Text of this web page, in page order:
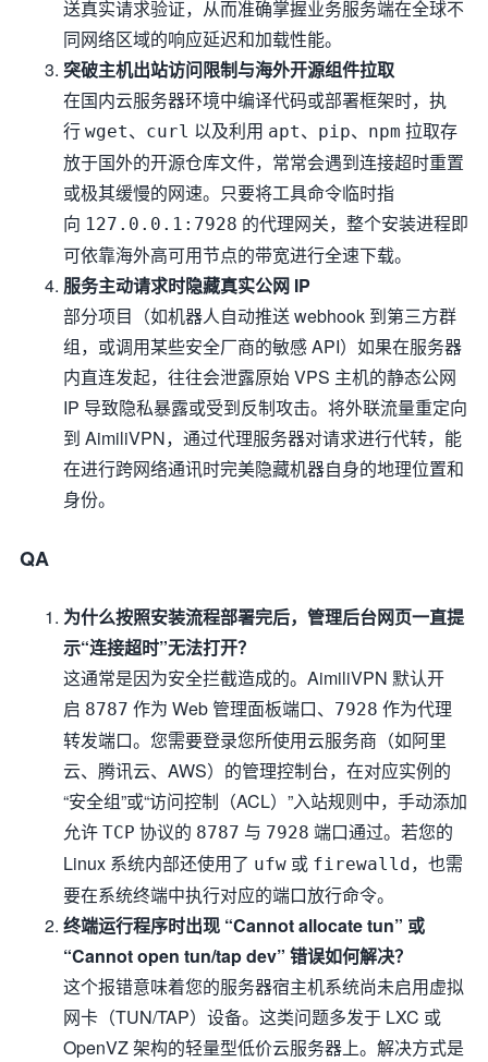
送真实请求验证，从而准确掌握业务服务端在全球不
同网络区域的响应延迟和加载性能。
突破主机出站访问限制与海外开源组件拉取
在国内云服务器环境中编译代码或部署框架时，执
行 wget、 curl 以及利用 apt、 pip、 npm 拉取存
放于国外的开源仓库文件，常常会遇到连接超时重置
或极其缓慢的网速。只要将工具命令临时指
向 127.0.0.1:7928 的代理网关，整个安装进程即
可依靠海外高可用节点的带宽进行全速下载。
服务主动请求时隐藏真实公网 IP
部分项目（如机器人自动推送 webhook 到第三方群
组，或调用某些安全厂商的敏感 API）如果在服务器
内直连发起，往往会泄露原始 VPS 主机的静态公网
IP 导致隐私暴露或受到反制攻击。将外联流量重定向
到 AimiliVPN，通过代理服务器对请求进行代转，能
在进行跨网络通讯时完美隐藏机器自身的地理位置和
身份。
QA
为什么按照安装流程部署完后，管理后台网页一直提
示“连接超时”无法打开？
这通常是因为安全拦截造成的。AimiliVPN 默认开
启 8787 作为 Web 管理面板端口、 7928 作为代理
转发端口。您需要登录您所使用云服务商（如阿里
云、腾讯云、AWS）的管理控制台，在对应实例的
“安全组”或“访问控制（ACL）”入站规则中，手动添加
允许 TCP 协议的 8787 与 7928 端口通过。若您的
Linux 系统内部还使用了 ufw 或 firewalld，也需
要在系统终端中执行对应的端口放行命令。
终端运行程序时出现 “Cannot allocate tun” 或
“Cannot open tun/tap dev” 错误如何解决？
这个报错意味着您的服务器宿主机系统尚未启用虚拟
网卡（TUN/TAP）设备。这类问题多发于 LXC 或
OpenVZ 架构的轻量型低价云服务器上。解决方式是